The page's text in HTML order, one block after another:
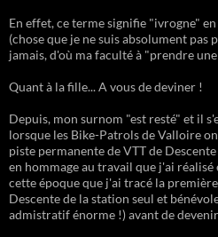
En effet, ce terme signifie "ivrogne"
(chose que je ne suis absolument pas
jamais, d'où ma faculté à "prendre
Quant à la fille... A vous de deviner !
Depuis, mon surnom "est resté" et il
lorsque les Bike-Patrols de Valloire
piste permanente de VTT de
en hommage au travail que j'ai réalisé
cette époque que j'ai tracé la
Descente de la station seul et
admistratif énorme !) avant de